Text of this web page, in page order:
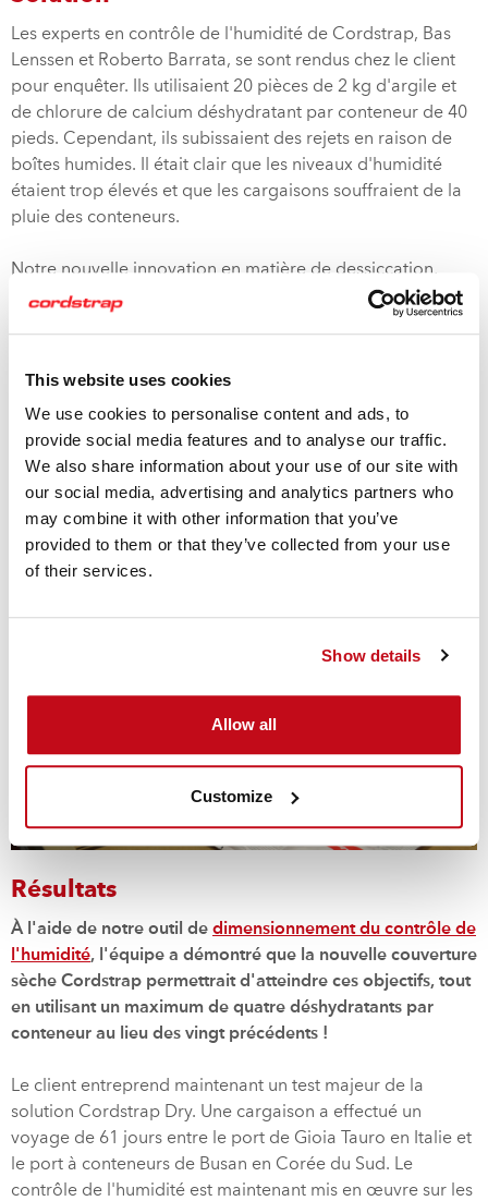
This website uses cookies
We use cookies to personalise content and ads, to
provide social media features and to analyse our traffic.
We also share information about your use of our site with
our social media, advertising and analytics partners who
may combine it with other information that you’ve
provided to them or that they’ve collected from your use
of their services.
Show details
Allow all
Customize
Les experts en contrôle de l'humidité de Cordstrap, Bas
Lenssen et Roberto Barrata, se sont rendus chez le client
pour enquêter. Ils utilisaient 20 pièces de 2 kg d'argile et
de chlorure de calcium déshydratant par conteneur de 40
pieds. Cependant, ils subissaient des rejets en raison de
boîtes humides. Il était clair que les niveaux d'humidité
étaient trop élevés et que les cargaisons souffraient de la
pluie des conteneurs.
Notre nouvelle innovation en matière de dessiccation,
Cordstrap Moisture Control
, a fourni la clé. Notre gamme
de produits est constituée des dernières technologies en
meilleure absorption disponible sur le marché. La
garantit leur résistance à la déchirure et leur étanchéité.
Tout cela permet aux produits de contrôle de l'humidité
d'être placés directement sur les boîtes, offrant une
flexibilité totale dans l'application. L'équipe de Cordstrap
a présenté une proposition visant à éliminer les
dommages causés par la pluie et la transpiration des
Résultats
À l'aide de notre outil de dimensionnement du contrôle de
l'humidité, l'équipe a démontré que la nouvelle couverture
sèche Cordstrap permettrait d'atteindre ces objectifs, tout
en utilisant un maximum de quatre déshydratants par
conteneur au lieu des vingt précédents !
Le client entreprend maintenant un test majeur de la
solution Cordstrap Dry. Une cargaison a effectué un
voyage de 61 jours entre le port de Gioia Tauro en Italie et
le port à conteneurs de Busan en Corée du Sud. Le
contrôle de l'humidité est maintenant mis en œuvre sur les